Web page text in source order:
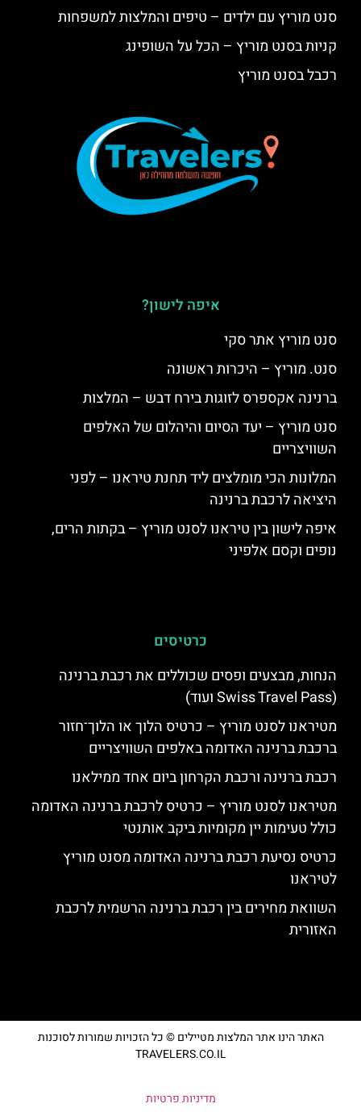
סנט מוריץ עם ילדים – טיפים והמלצות למשפחות
קניות בסנט מוריץ – הכל על השופינג
רכבל בסנט מוריץ
איפה לישון?
סנט מוריץ אתר סקי
סנט. מוריץ – היכרות ראשונה
ברנינה אקספרס לזוגות בירח דבש – המלצות
סנט מוריץ – יעד הסיום והיהלום של האלפים
השוויצריים
המלונות הכי מומלצים ליד תחנת טיראנו – לפני
היציאה לרכבת ברנינה
איפה לישון בין טיראנו לסנט מוריץ – בקתות הרים,
נופים וקסם אלפיני
כרטיסים
הנחות, מבצעים ופסים שכוללים את רכבת ברנינה
(Swiss Travel Pass ועוד)
מטיראנו לסנט מוריץ – כרטיס הלוך או הלוך־חזור
ברכבת ברנינה האדומה באלפים השוויצריים
רכבת ברנינה ורכבת הקרחון ביום אחד ממילאנו
מטיראנו לסנט מוריץ – כרטיס לרכבת ברנינה האדומה
כולל טעימות יין מקומיות ביקב אותנטי
כרטיס נסיעת רכבת ברנינה האדומה מסנט מוריץ
לטיראנו
השוואת מחירים בין רכבת ברנינה הרשמית לרכבת
האזורית
האתר הינו אתר המלצות מטיילים © כל הזכויות שמורות לסוכנות
TRAVELERS.CO.IL
מדיניות פרטיות